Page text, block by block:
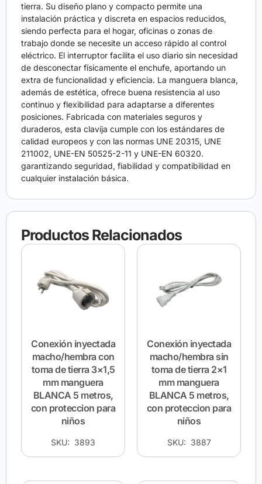
tierra. Su diseño plano y compacto permite una
instalación práctica y discreta en espacios reducidos,
siendo perfecta para el hogar, oficinas o zonas de
trabajo donde se necesite un acceso rápido al control
eléctrico. El interruptor facilita el uso diario sin necesidad
de desconectar físicamente el enchufe, aportando un
extra de funcionalidad y eficiencia. La manguera blanca,
además de estética, ofrece buena resistencia al uso
continuo y flexibilidad para adaptarse a diferentes
posiciones. Fabricada con materiales seguros y
duraderos, esta clavija cumple con los estándares de
calidad europeos y con las normas UNE 20315, UNE
211002, UNE-EN 50525-2-11 y UNE-EN 60320.
garantizando seguridad, fiabilidad y compatibilidad en
cualquier instalación básica.
Productos Relacionados
Conexión inyectada
macho/hembra con
toma de tierra 3×1,5
mm manguera
BLANCA 5 metros,
con proteccion para
niños
SKU: 3893
Conexión inyectada
macho/hembra sin
toma de tierra 2×1
mm manguera
BLANCA 5 metros,
con proteccion para
niños
SKU: 3887